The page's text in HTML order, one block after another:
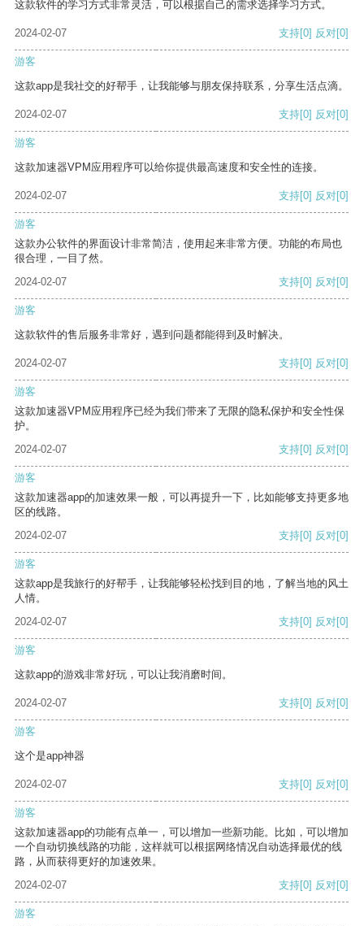
这款软件的学习方式非常灵活，可以根据自己的需求选择学习方式。
2024-02-07 支持[0] 反对[0]
游客
这款app是我社交的好帮手，让我能够与朋友保持联系，分享生活点滴。
2024-02-07 支持[0] 反对[0]
游客
这款加速器VPM应用程序可以给你提供最高速度和安全性的连接。
2024-02-07 支持[0] 反对[0]
游客
这款办公软件的界面设计非常简洁，使用起来非常方便。功能的布局也
很合理，一目了然。
2024-02-07
支持[0] 反对[0]
游客
这款软件的售后服务非常好，遇到问题都能得到及时解决。
2024-02-07 支持[0] 反对[0]
游客
这款加速器VPM应用程序已经为我们带来了无限的隐私保护和安全性保
护。
2024-02-07
支持[0] 反对[0]
游客
这款加速器app的加速效果一般，可以再提升一下，比如能够支持更多地
区的线路。
2024-02-07
支持[0] 反对[0]
游客
这款app是我旅行的好帮手，让我能够轻松找到目的地，了解当地的风土
人情。
2024-02-07
支持[0] 反对[0]
游客
这款app的游戏非常好玩，可以让我消磨时间。
2024-02-07 支持[0] 反对[0]
游客
这个是app神器
2024-02-07 支持[0] 反对[0]
游客
这款加速器app的功能有点单一，可以增加一些新功能。比如，可以增加
一个自动切换线路的功能，这样就可以根据网络情况自动选择最优的线
路，从而获得更好的加速效果。
2024-02-07
支持[0] 反对[0]
游客